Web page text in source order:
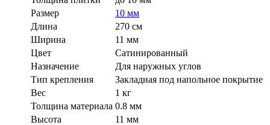
Размер
10 мм
Длина
270 см
Ширина
11 мм
Цвет
Сатинированный
Назначение
Для наружных углов
Тип крепления
Закладная под напольное покрытие
Вес
1 кг
Толщина материала 0.8 мм
Высота
11 мм